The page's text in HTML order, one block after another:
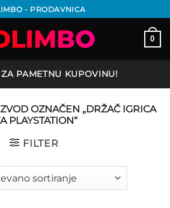
- PRODAVNICA
0
PAMETNU KUPOVINU!
OZNAČEN „DRŽAČ IGRICA
PLAYSTATION“
FILTER